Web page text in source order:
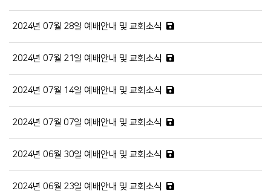
2024년 07월 28일 예배안내 및 교회소식
2024년 07월 21일 예배안내 및 교회소식
2024년 07월 14일 예배안내 및 교회소식
2024년 07월 07일 예배안내 및 교회소식
2024년 06월 30일 예배안내 및 교회소식
2024년 06월 23일 예배안내 및 교회소식